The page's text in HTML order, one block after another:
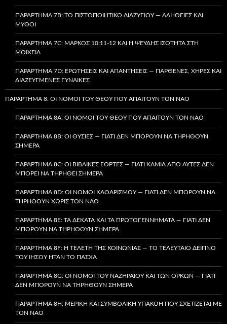
ΠΑΡΆΡΤΗΜΑ 7B: ΤΟ ΠΙΣΤΟΠΟΙΗΤΙΚΌ ΔΙΑΖΥΓΊΟΥ — ΑΛΉΘΕΙΕΣ ΚΑΙ
ΜΎΘΟΙ
ΠΑΡΆΡΤΗΜΑ 7C: ΜΆΡΚΟΣ 10:11-12 ΚΑΙ Η ΨΕΥΔΉΣ ΙΣΌΤΗΤΑ ΣΤΗ
ΜΟΙΧΕΊΑ
ΠΑΡΆΡΤΗΜΑ 7D: ΕΡΩΤΉΣΕΙΣ ΚΑΙ ΑΠΑΝΤΉΣΕΙΣ — ΠΑΡΘΈΝΕΣ, ΧΉΡΕΣ ΚΑΙ
ΔΙΑΖΕΥΓΜΈΝΕΣ ΓΥΝΑΊΚΕΣ
ΠΑΡΆΡΤΗΜΑ 8: ΟΙ ΝΌΜΟΙ ΤΟΥ ΘΕΟΎ ΠΟΥ ΑΠΑΙΤΟΎΝ ΤΟΝ ΝΑΌ
ΠΑΡΆΡΤΗΜΑ 8A: ΟΙ ΝΌΜΟΙ ΤΟΥ ΘΕΟΎ ΠΟΥ ΑΠΑΙΤΟΎΝ ΤΟΝ ΝΑΌ
ΠΑΡΆΡΤΗΜΑ 8B: ΟΙ ΘΥΣΊΕΣ — ΓΙΑΤΊ ΔΕΝ ΜΠΟΡΟΎΝ ΝΑ ΤΗΡΗΘΟΎΝ
ΣΉΜΕΡΑ
ΠΑΡΆΡΤΗΜΑ 8C: ΟΙ ΒΙΒΛΙΚΈΣ ΕΟΡΤΈΣ — ΓΙΑΤΊ ΚΑΜΊΑ ΑΠΌ ΑΥΤΈΣ ΔΕΝ
ΜΠΟΡΕΊ ΝΑ ΤΗΡΗΘΕΊ ΣΉΜΕΡΑ
ΠΑΡΆΡΤΗΜΑ 8D: ΟΙ ΝΌΜΟΙ ΚΑΘΑΡΙΣΜΟΎ — ΓΙΑΤΊ ΔΕΝ ΜΠΟΡΟΎΝ ΝΑ
ΤΗΡΗΘΟΎΝ ΧΩΡΊΣ ΤΟΝ ΝΑΌ
ΠΑΡΆΡΤΗΜΑ 8E: ΤΑ ΔΈΚΑΤΑ ΚΑΙ ΤΑ ΠΡΩΤΟΓΕΝΝΉΜΑΤΑ — ΓΙΑΤΊ ΔΕΝ
ΜΠΟΡΟΎΝ ΝΑ ΤΗΡΗΘΟΎΝ ΣΉΜΕΡΑ
ΠΑΡΆΡΤΗΜΑ 8F: Η ΤΕΛΕΤΉ ΤΗΣ ΚΟΙΝΩΝΊΑΣ — ΤΟ ΤΕΛΕΥΤΑΊΟ ΔΕΊΠΝΟ
ΤΟΥ ΙΗΣΟΎ ΉΤΑΝ ΤΟ ΠΆΣΧΑ
ΠΑΡΆΡΤΗΜΑ 8G: ΟΙ ΝΌΜΟΙ ΤΟΥ ΝΑΖΗΡΑΊΟΥ ΚΑΙ ΤΩΝ ΌΡΚΩΝ — ΓΙΑΤΊ
ΔΕΝ ΜΠΟΡΟΎΝ ΝΑ ΤΗΡΗΘΟΎΝ ΣΉΜΕΡΑ
ΠΑΡΆΡΤΗΜΑ 8H: ΜΕΡΙΚΉ ΚΑΙ ΣΥΜΒΟΛΙΚΉ ΥΠΑΚΟΉ ΠΟΥ ΣΧΕΤΊΖΕΤΑΙ ΜΕ
ΤΟΝ ΝΑΌ